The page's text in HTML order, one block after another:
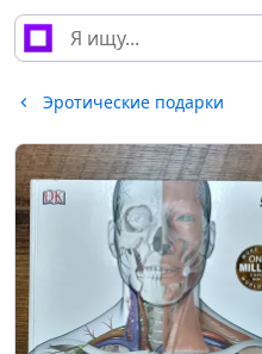
Эротические подарки